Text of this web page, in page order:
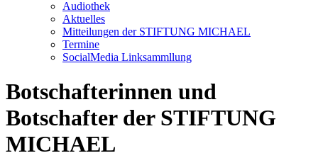
Audiothek
Aktuelles
Mitteilungen der STIFTUNG MICHAEL
Termine
SocialMedia Linksammllung
Botschafterinnen und
Botschafter der STIFTUNG
MICHAEL